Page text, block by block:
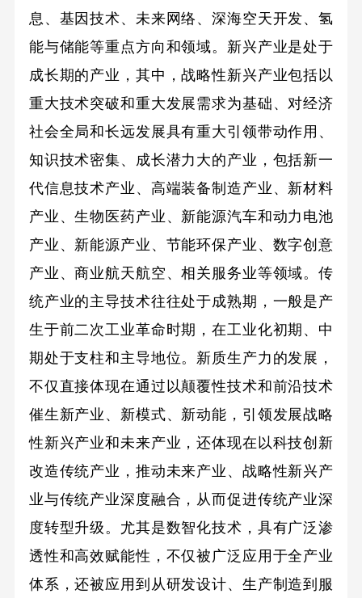
息、基因技术、未来网络、深海空天开发、氢
能与储能等重点方向和领域。新兴产业是处于
成长期的产业，其中，战略性新兴产业包括以
重大技术突破和重大发展需求为基础、对经济
社会全局和长远发展具有重大引领带动作用、
知识技术密集、成长潜力大的产业，包括新一
代信息技术产业、高端装备制造产业、新材料
产业、生物医药产业、新能源汽车和动力电池
产业、新能源产业、节能环保产业、数字创意
产业、商业航天航空、相关服务业等领域。传
统产业的主导技术往往处于成熟期，一般是产
生于前二次工业革命时期，在工业化初期、中
期处于支柱和主导地位。新质生产力的发展，
不仅直接体现在通过以颠覆性技术和前沿技术
催生新产业、新模式、新动能，引领发展战略
性新兴产业和未来产业，还体现在以科技创新
改造传统产业，推动未来产业、战略性新兴产
业与传统产业深度融合，从而促进传统产业深
度转型升级。尤其是数智化技术，具有广泛渗
透性和高效赋能性，不仅被广泛应用于全产业
体系，还被应用到从研发设计、生产制造到服